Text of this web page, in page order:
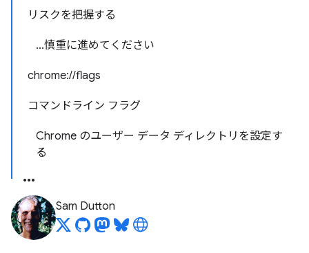
リスクを把握する
...慎重に進めてください
chrome://flags
コマンドライン フラグ
Chrome のユーザー データ ディレクトリを設定す
る
Sam Dutton